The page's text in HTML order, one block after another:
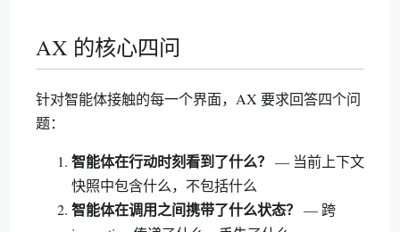
AX 的核心四问
针对智能体接触的每一个界面，AX 要求回答四个问
题：
智能体在行动时刻看到了什么？ — 当前上下文
快照中包含什么，不包括什么
智能体在调用之间携带了什么状态？ — 跨